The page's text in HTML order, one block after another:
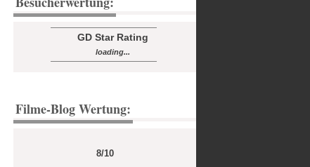
GD Star Rating
loading...
Filme-Blog Wertung:
8/10